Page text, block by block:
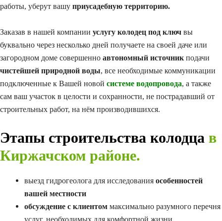
работы, уберут вашу приусадебную территорию.
Заказав в нашей компании услугу колодец под ключ вы
буквально через несколько дней получаете на своей даче или
загородном доме совершенно автономный источникподачи
чистейшей природной воды, все необходимые коммуникации
подключенные к Вашей новой системе водопровода, а также
сам ваш участок в целости и сохранности, не пострадавший от
строительных работ, на нём производившихся.
Этапы строительства колодца в
Киржачском районе.
выезд гидрогеолога для исследованияособенностей
вашей местности
обсуждение с клиентом максимально разумного перечня